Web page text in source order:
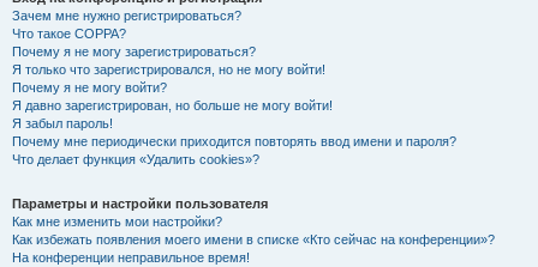
Зачем мне нужно регистрироваться?
Что такое COPPA?
Почему я не могу зарегистрироваться?
Я только что зарегистрировался, но не могу войти!
Почему я не могу войти?
Я давно зарегистрирован, но больше не могу войти!
Я забыл пароль!
Почему мне периодически приходится повторять ввод имени и пароля?
Что делает функция «Удалить cookies»?
Параметры и настройки пользователя
Как мне изменить мои настройки?
Как избежать появления моего имени в списке «Кто сейчас на конференции»?
На конференции неправильное время!